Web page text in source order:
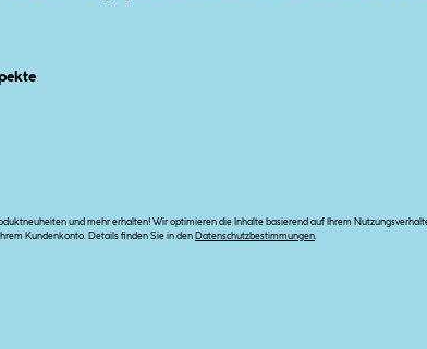
und mehr erhalten! Wir optimieren die Inhalte basierend auf Ihrem
Kundenkonto. Details finden Sie in den Datenschutzbestimmungen